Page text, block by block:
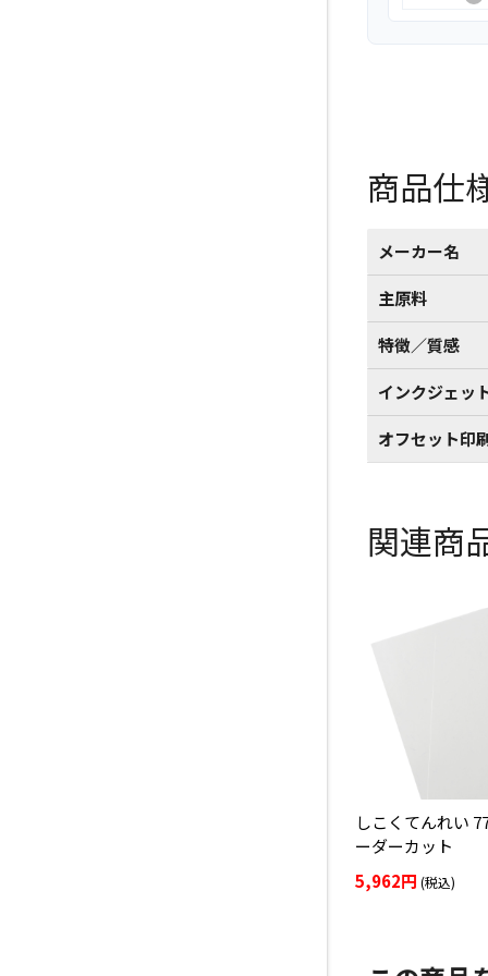
商品仕
メーカー名
主原料
特徴／質感
インクジェッ
オフセット印
関連商
しこくてんれい
ーダーカット
5,962円(税込)